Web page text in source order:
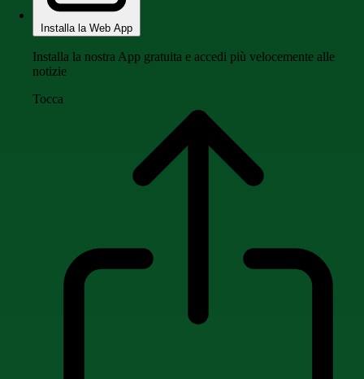
Installa la Web App
Installa la nostra App gratuita e accedi più velocemente alle
notizie
Tocca